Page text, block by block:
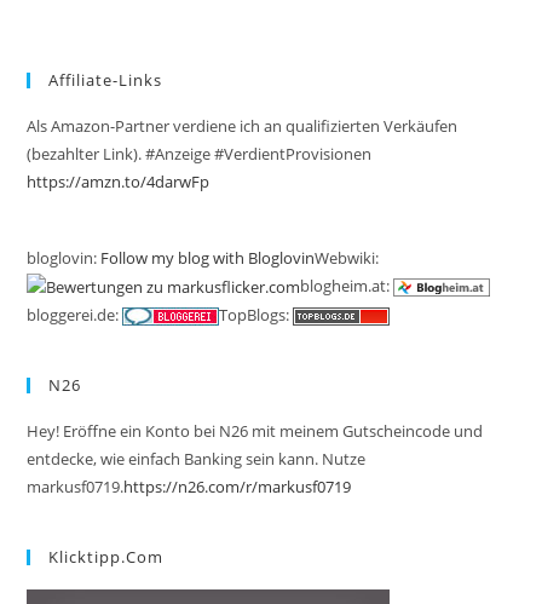
Affiliate-Links
Als Amazon-Partner verdiene ich an qualifizierten Verkäufen
(bezahlter Link). #Anzeige #VerdientProvisionen
https://amzn.to/4darwFp
bloglovin: Follow my blog with BloglovinWebwiki:
blogheim.at:
bloggerei.de:
TopBlogs:
N26
Hey! Eröffne ein Konto bei N26 mit meinem Gutscheincode und
entdecke, wie einfach Banking sein kann. Nutze
markusf0719.https://n26.com/r/markusf0719
Klicktipp.com